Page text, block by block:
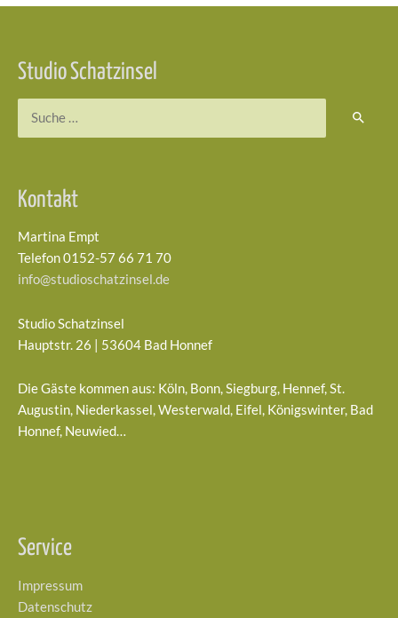
Studio Schatzinsel
Kontakt
Martina Empt
Telefon 0152-57 66 71 70
info@studioschatzinsel.de
Studio Schatzinsel
Hauptstr. 26 | 53604 Bad Honnef
Die Gäste kommen aus: Köln, Bonn, Siegburg, Hennef, St.
Augustin, Niederkassel, Westerwald, Eifel, Königswinter, Bad
Honnef, Neuwied…
Service
Impressum
Datenschutz